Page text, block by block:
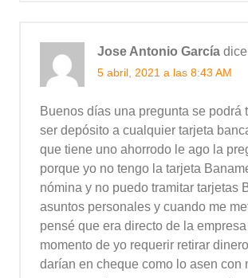
Jose Antonio García
5 abril, 2021 a las 8:43 AM
Buenos días una pregunta se podrá
ser depósito a cualquier tarjeta
que tiene uno ahorrodo le ago la
porque yo no tengo la tarjeta
nómina y no puedo tramitar tarjetas
asuntos personales y cuando me
pensé que era directo de la empresa
momento de yo requerir retirar
darían en cheque como lo asen con